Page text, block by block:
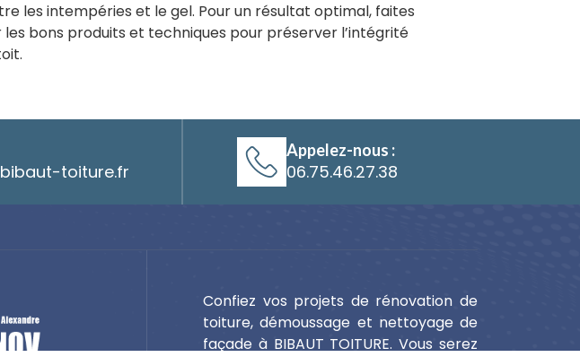
les intempéries et le gel. Pour un résultat optimal, faites
les bons produits et techniques pour préserver l’intégrité
Appelez-nous :
06.75.46.27.38
Confiez vos projets de rénovation de
toiture, démoussage et nettoyage de
façade à BIBAUT TOITURE. Vous serez